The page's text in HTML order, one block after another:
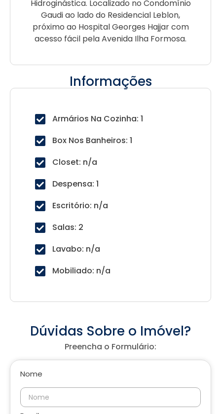
Hidroginástica. Localizado no Condomínio
Gaudi ao lado do Residencial Leblon,
próximo ao Hospital Georges Hajjar com
acesso fácil pela Avenida Ilha Formosa.
Informações
Armários Na Cozinha: 1
Box Nos Banheiros: 1
Closet: n/a
Despensa: 1
Escritório: n/a
Salas: 2
Lavabo: n/a
Mobiliado: n/a
Dúvidas Sobre o Imóvel?
Preencha o Formulário:
Nome